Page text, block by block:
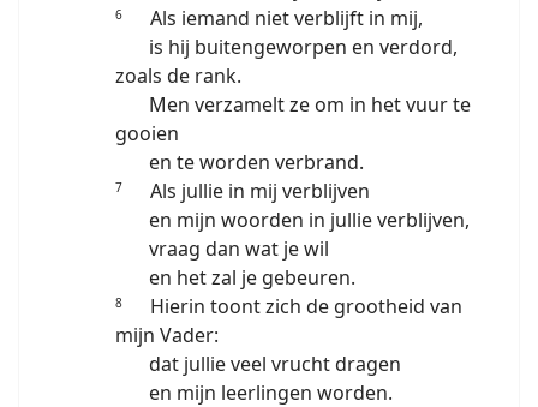
6
Als iemand niet verblijft in mij,
is hij buitengeworpen en verdord,
zoals de rank.
Men verzamelt ze om in het vuur te
gooien
en te worden verbrand.
7
Als jullie in mij verblijven
en mijn woorden in jullie verblijven,
vraag dan wat je wil
en het zal je gebeuren.
8
Hierin toont zich de grootheid van
mijn Vader:
dat jullie veel vrucht dragen
en mijn leerlingen worden.